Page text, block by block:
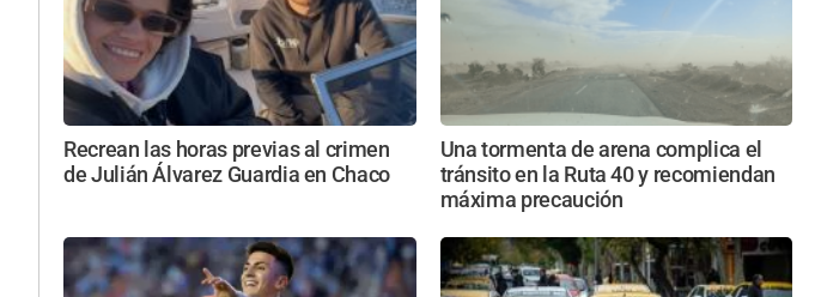
Recrean las horas previas al crimen
de Julián Álvarez Guardia en Chaco
Una tormenta de arena complica el
tránsito en la Ruta 40 y recomiendan
máxima precaución